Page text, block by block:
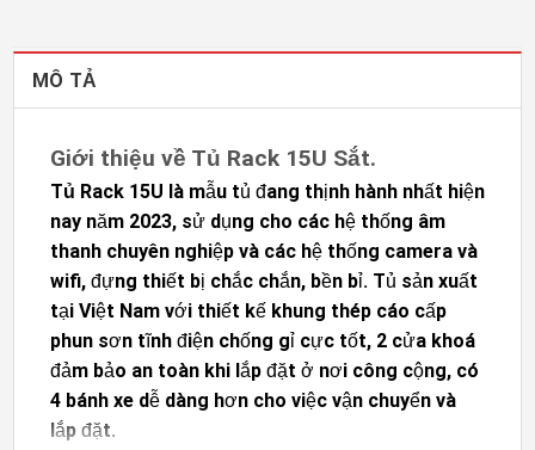
MÔ TẢ
Giới thiệu về Tủ Rack 15U Sắt.
Tủ Rack 15U là mẫu tủ đang thịnh hành nhất hiện
nay năm 2023, sử dụng cho các hệ thống âm
thanh chuyên nghiệp và các hệ thống camera và
wifi, đựng thiết bị chắc chắn, bền bỉ. Tủ sản xuất
tại Việt Nam với thiết kế khung thép cáo cấp
phun sơn tĩnh điện chống gỉ cực tốt, 2 cửa khoá
đảm bảo an toàn khi lắp đặt ở nơi công cộng, có
4 bánh xe dễ dàng hơn cho việc vận chuyển và
lắp đặt.